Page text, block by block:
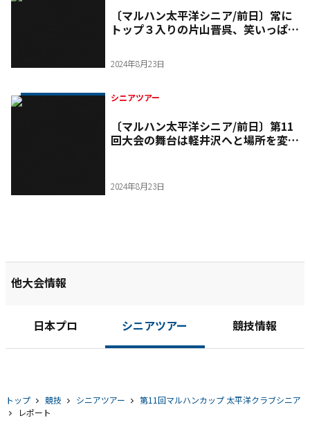
〔マルハン太平洋シニア/前日〕常に
トップ３入りの片山晋呉、笑いっぱな
面白い
2024年8月23日
シニアツアー
〔マルハン太平洋シニア/前日〕第11
回大会の舞台は軽井沢へと場所を変
む
2024年8月23日
他大会情報
日本プロ シニアツアー 競技情報
トップ 競技 シニアツアー
第11回マルハンカップ 太平洋クラブシニア
レポート